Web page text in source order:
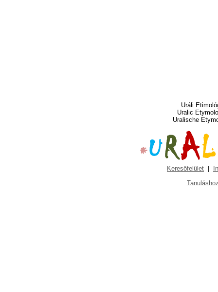
Uráli
Uralic
Uralische
Keresőfelület